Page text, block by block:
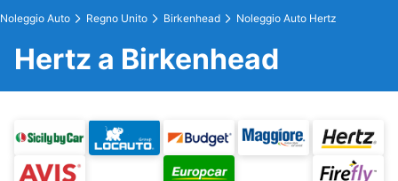
Noleggio Auto Regno Unito Birkenhead Noleggio Auto Hertz
Hertz a Birkenhead